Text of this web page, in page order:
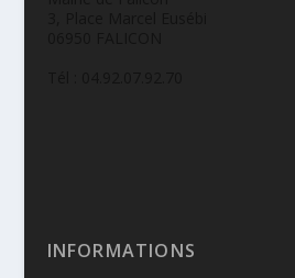
INFORMATIONS